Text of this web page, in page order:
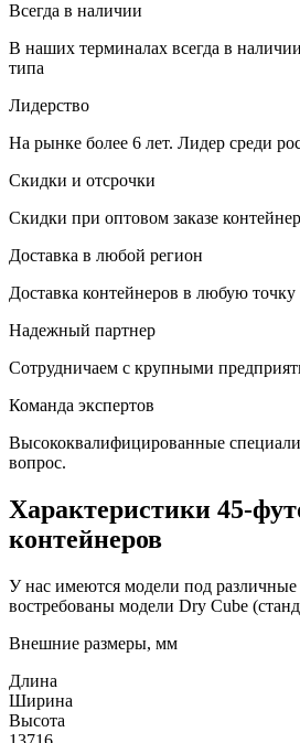
Всегда в наличии
В наших терминалах всегда в
типа
Лидерство
На рынке более 6 лет. Лидер среди
Скидки и отсрочки
Скидки при оптовом заказе
Доставка в любой регион
Доставка контейнеров в любую
Надежный партнер
Сотрудничаем с крупными
Команда экспертов
Высококвалифицированные
вопрос.
Характеристики 45-
контейнеров
У нас имеются модели под
востребованы модели Dry Cube
Внешние размеры, мм
Длина
Ширина
Высота